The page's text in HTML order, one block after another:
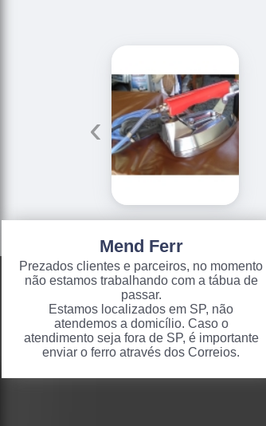
‹
O conteúdo do texto "ferro de passar para lavanderia
9610/98 - Lei de direitos autorais.
Mend Ferr
Prezados clientes e parceiros, no momento
não estamos trabalhando com a tábua de
passar.
Estamos localizados em SP, não
atendemos a domicílio. Caso o
atendimento seja fora de SP, é importante
enviar o ferro através dos Correios.